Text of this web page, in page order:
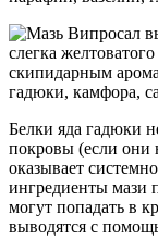
Белки яда гадюки
покровы (если они
оказывает
ингредиенты мази
могут попадать в
выводятся с